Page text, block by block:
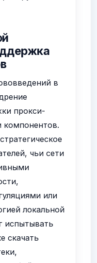
в
прокси-
компонентов.
чьи сети
или
локальной
испытывать
скачать